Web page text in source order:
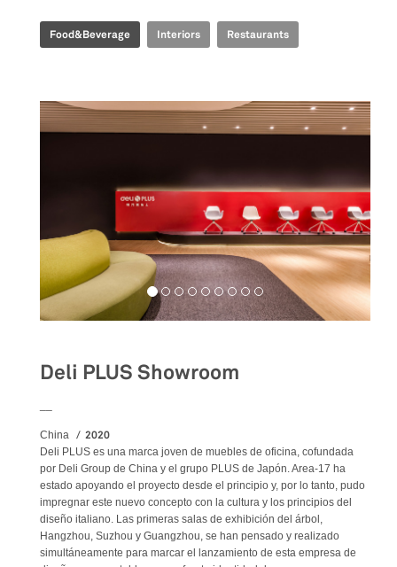
Food&Beverage Interiors Restaurants
Deli PLUS Showroom
China 2020
Deli PLUS es una marca joven de muebles de oficina, cofundada
por Deli Group de China y el grupo PLUS de Japón. Area-17 ha
estado apoyando el proyecto desde el principio y, por lo tanto, pudo
impregnar este nuevo concepto con la cultura y los principios del
diseño italiano. Las primeras salas de exhibición del árbol,
Hangzhou, Suzhou y Guangzhou, se han pensado y realizado
simultáneamente para marcar el lanzamiento de esta empresa de